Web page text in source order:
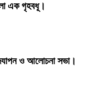
এক গৃহবধূ।
ও আলোচনা সভা।